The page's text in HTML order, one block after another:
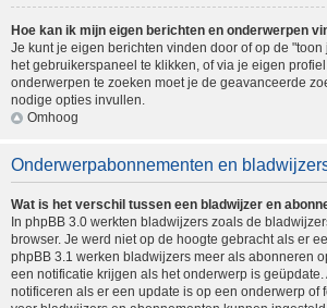
Hoe kan ik mijn eigen berichten en onderwerpen
Je kunt je eigen berichten vinden door of op de
het gebruikerspaneel te klikken, of via je eigen
onderwerpen te zoeken moet je de geavanceerde
nodige opties invullen.
Omhoog
Onderwerpabonnementen en
Wat is het verschil tussen een bladwijzer en
In phpBB 3.0 werkten bladwijzers zoals de
browser. Je werd niet op de hoogte gebracht als er
phpBB 3.1 werken bladwijzers meer als abonneren
een notificatie krijgen als het onderwerp is
notificeren als er een update is op een onderwerp of